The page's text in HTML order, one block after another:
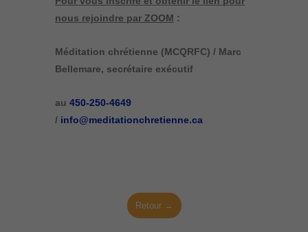
nous rejoindre par ZOOM :
Méditation chrétienne (MCQRFC) / Marc
Bellemare, secrétaire exécutif
au 450-250-4649
/ info@meditationchretienne.ca
Retour →